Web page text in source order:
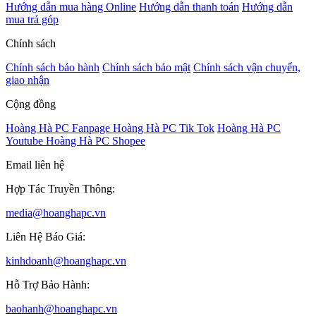
Hướng dẫn mua hàng Online Hướng dẫn thanh toán Hướng dẫn
mua trả góp
Chính sách
Chính sách bảo hành Chính sách bảo mật Chính sách vận chuyển,
giao nhận
Cộng đồng
Hoàng Hà PC Fanpage Hoàng Hà PC Tik Tok Hoàng Hà PC
Youtube Hoàng Hà PC Shopee
Email liên hệ
Hợp Tác Truyền Thông:
media@hoanghapc.vn
Liên Hệ Báo Giá:
kinhdoanh@hoanghapc.vn
Hỗ Trợ Bảo Hành:
baohanh@hoanghapc.vn